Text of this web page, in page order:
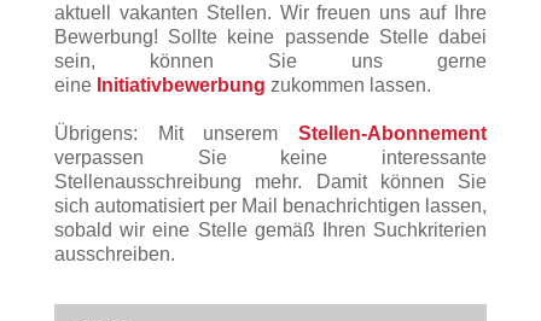
aktuell vakanten Stellen. Wir freuen uns auf Ihre
Bewerbung! Sollte keine passende Stelle dabei
sein, können Sie uns gerne
eine Initiativbewerbung zukommen lassen.
Übrigens: Mit unserem Stellen-Abonnement
verpassen Sie keine interessante
Stellenausschreibung mehr. Damit können Sie
sich automatisiert per Mail benachrichtigen lassen,
sobald wir eine Stelle gemäß Ihren Suchkriterien
ausschreiben.